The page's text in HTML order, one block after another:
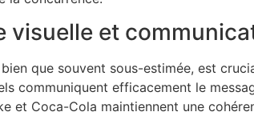
visuelle et
que souvent sous-estimée, est
communiquent efficacement le
et Coca-Cola maintiennent une